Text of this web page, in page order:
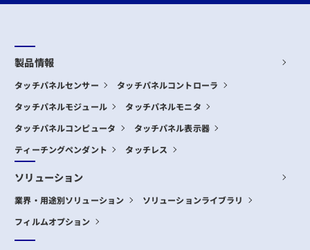
製品情報
タッチパネルセンサー タッチパネルコントローラ
タッチパネルモジュール タッチパネルモニタ
タッチパネルコンピュータ タッチパネル表示器
ティーチングペンダント タッチレス
ソリューション
業界・用途別ソリューション ソリューションライブラリ
フィルムオプション